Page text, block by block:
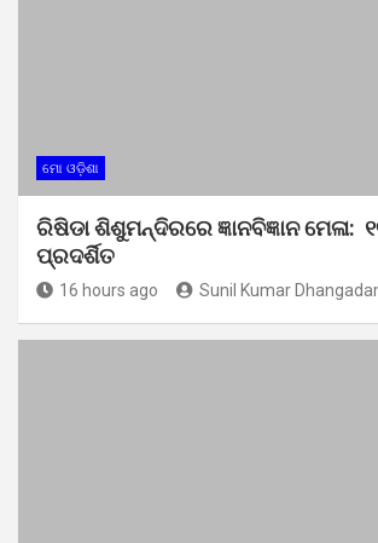
ମୋ ଓଡ଼ିଶା
ରିଷିଡା ଶିଶୁମନ୍ଦିରରେ ଜ୍ଞାନବିଜ୍ଞାନ
ପ୍ରଦର୍ଶିତ
16 hours ago Sunil Kumar